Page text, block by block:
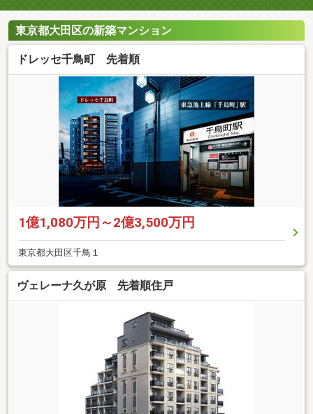
東京都大田区の新築マンション
ドレッセ千鳥町 先着順
1億1,080万円～2億3,500万円
東京都大田区千鳥１
ヴェレーナ久が原 先着順住戸